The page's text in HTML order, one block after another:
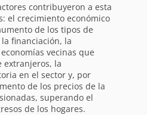
contribuyeron a esta
el crecimiento económico
de los tipos de
financiación, la
vecinas que
extranjeros, la
en el sector y, por
de los precios de la
superando el
de los hogares.